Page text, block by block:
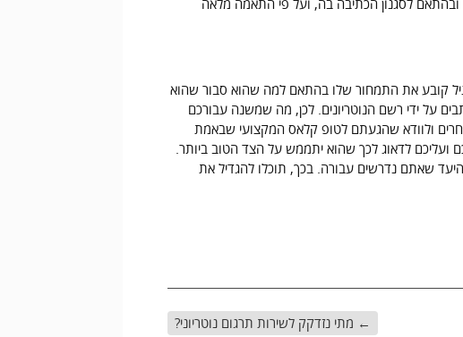
לסגנון הכתיבה בה, ועל פי התאמה מלאה
רגיל קובע את התמחור שלו בהתאם למה שהוא סבור שהוא
על ידי רשם הנוטריונים. לכן, מה שמשנה עבורכם
ולוודא שהגעתם לטופ קלאס המקצועי שבאמת
ועליכם לדאוג לכך שהוא יתממש על הצד הטוב ביותר.
שאתם נדרשים עבורה. בכך, תוכלו להגדיל את
← מתי נזדקק לשירות תרגום נוטריוני?